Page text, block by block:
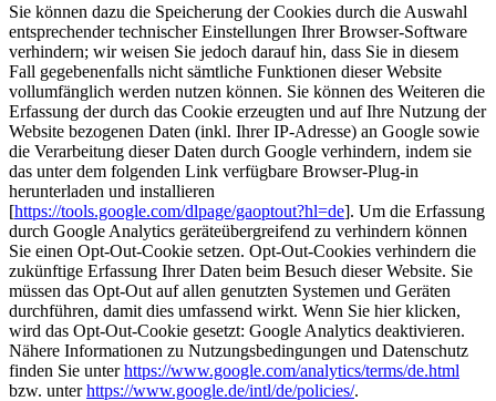
Sie können dazu die Speicherung der Cookies durch die Auswahl
entsprechender technischer Einstellungen Ihrer Browser-Software
verhindern; wir weisen Sie jedoch darauf hin, dass Sie in diesem
Fall gegebenenfalls nicht sämtliche Funktionen dieser Website
vollumfänglich werden nutzen können. Sie können des Weiteren die
Erfassung der durch das Cookie erzeugten und auf Ihre Nutzung der
Website bezogenen Daten (inkl. Ihrer IP-Adresse) an Google sowie
die Verarbeitung dieser Daten durch Google verhindern, indem sie
das unter dem folgenden Link verfügbare Browser-Plug-in
herunterladen und installieren
[https://tools.google.com/dlpage/gaoptout?hl=de]. Um die Erfassung
durch Google Analytics geräteübergreifend zu verhindern können
Sie einen Opt-Out-Cookie setzen. Opt-Out-Cookies verhindern die
zukünftige Erfassung Ihrer Daten beim Besuch dieser Website. Sie
müssen das Opt-Out auf allen genutzten Systemen und Geräten
durchführen, damit dies umfassend wirkt. Wenn Sie hier klicken,
wird das Opt-Out-Cookie gesetzt: Google Analytics deaktivieren.
Nähere Informationen zu Nutzungsbedingungen und Datenschutz
finden Sie unterhttps://www.google.com/analytics/terms/de.html
bzw. unterhttps://www.google.de/intl/de/policies/.